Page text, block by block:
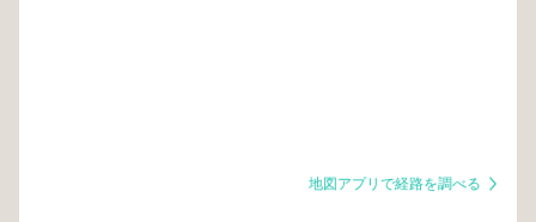
地図アプリで経路を調べる